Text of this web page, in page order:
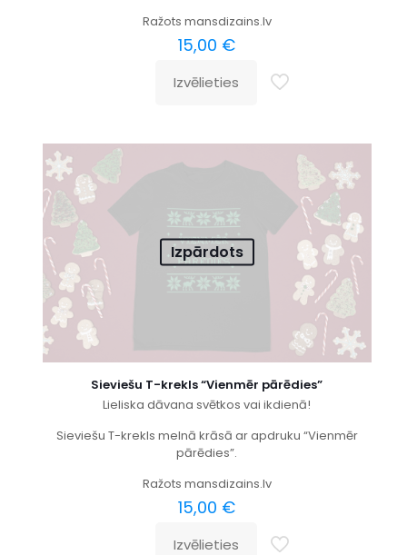
Ražots mansdizains.lv
15,00 €
Izvēlieties
Izpārdots
Sieviešu T-krekls “Vienmēr pārēdies”
Lieliska dāvana svētkos vai ikdienā!
Sieviešu T-krekls melnā krāsā ar apdruku “Vienmēr
pārēdies”.
Ražots mansdizains.lv
15,00 €
Izvēlieties